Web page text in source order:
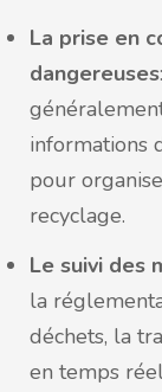
La prise en
dangereuses
informations
pour
recyclage.
Le suivi des
la
déchets, la
en temps